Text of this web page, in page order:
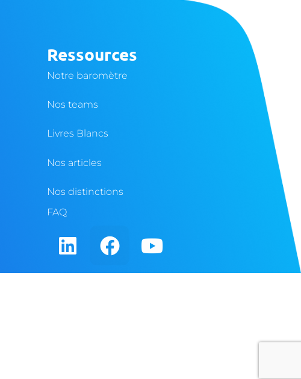
Ressources
Notre baromètre
Nos teams
Livres Blancs
Nos articles
Nos distinctions
FAQ